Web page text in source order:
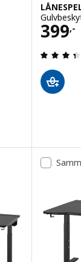
4.4 av 5
askefiner
399,-
Pris